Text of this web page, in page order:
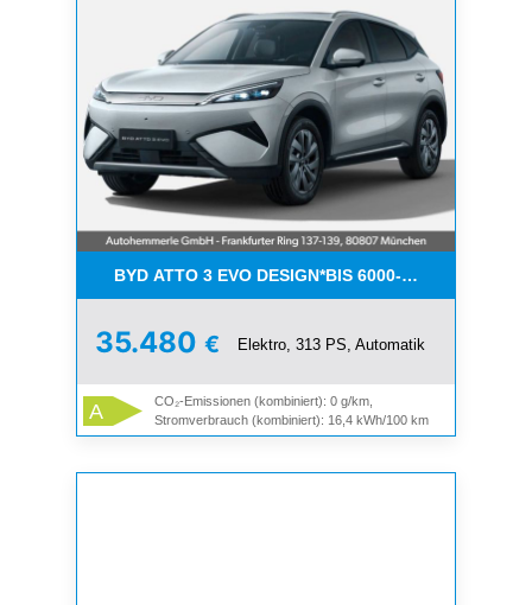
BYD ATTO 3 EVO DESIGN*BIS 6000-
35.480 € Elektro, 313 PS, Automatik
A
CO₂-Emissionen (kombiniert): 0 g/km,
Stromverbrauch (kombiniert): 16,4 kWh/100 km